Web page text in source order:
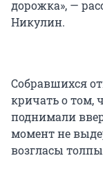
дорожка», —
Никулин.
Собравшихся
кричать о том,
поднимали
момент не
возгласы